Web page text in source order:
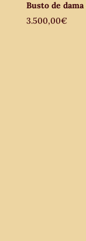
Busto de
3.500,00€